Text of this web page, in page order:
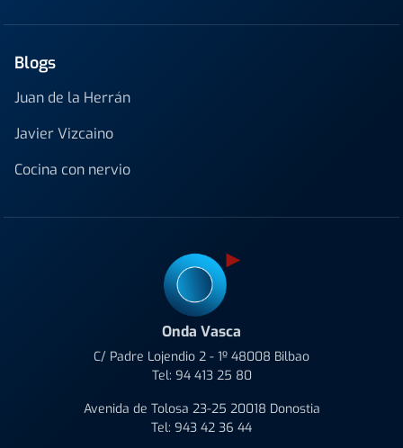
Blogs
Juan de la Herrán
Javier Vizcaino
Cocina con nervio
Onda Vasca
C/ Padre Lojendio 2 - 1º 48008 Bilbao
Tel: 94 413 25 80
Avenida de Tolosa 23-25 20018 Donostia
Tel: 943 42 36 44